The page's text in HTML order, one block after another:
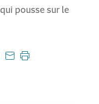
pousse sur le
sur Xsur LinkedIn
sur Pinterest
Envoyer par courriel
Imprimer cette